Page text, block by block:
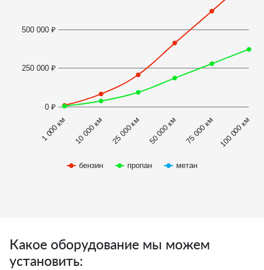
бензин пропан метан
1 000 км 10 000 км 25 000 км 50 000 км 75 000 км 100 000 км
0 ₽
250 000 ₽
500 000 ₽
Какое оборудование мы можем
установить: